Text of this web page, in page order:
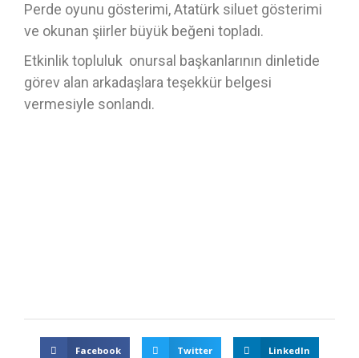
Perde oyunu gösterimi, Atatürk siluet gösterimi
ve okunan şiirler büyük beğeni topladı.
Etkinlik topluluk onursal başkanlarının dinletide
görev alan arkadaşlara teşekkür belgesi
vermesiyle sonlandı.
Facebook Twitter LinkedIn